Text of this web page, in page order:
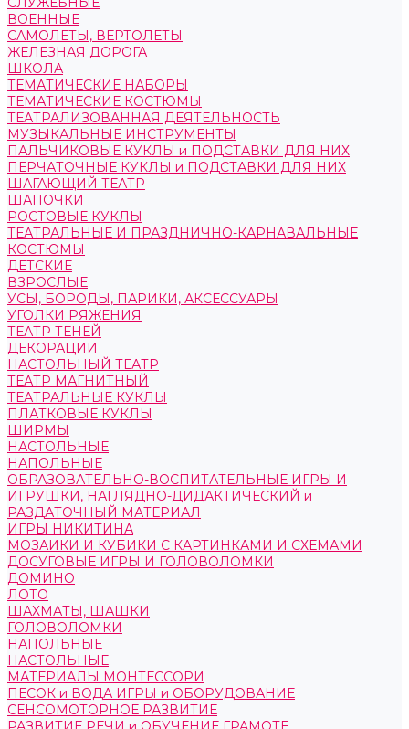
ВОЕННЫЕ
САМОЛЕТЫ, ВЕРТОЛЕТЫ
ЖЕЛЕЗНАЯ ДОРОГА
ШКОЛА
ТЕМАТИЧЕСКИЕ НАБОРЫ
ТЕМАТИЧЕСКИЕ КОСТЮМЫ
ТЕАТРАЛИЗОВАННАЯ ДЕЯТЕЛЬНОСТЬ
МУЗЫКАЛЬНЫЕ ИНСТРУМЕНТЫ
ПАЛЬЧИКОВЫЕ КУКЛЫ и ПОДСТАВКИ ДЛЯ НИХ
ПЕРЧАТОЧНЫЕ КУКЛЫ и ПОДСТАВКИ ДЛЯ НИХ
ШАГАЮЩИЙ ТЕАТР
ШАПОЧКИ
РОСТОВЫЕ КУКЛЫ
ТЕАТРАЛЬНЫЕ И ПРАЗДНИЧНО-КАРНАВАЛЬНЫЕ
КОСТЮМЫ
ДЕТСКИЕ
ВЗРОСЛЫЕ
УСЫ, БОРОДЫ, ПАРИКИ, АКСЕССУАРЫ
УГОЛКИ РЯЖЕНИЯ
ТЕАТР ТЕНЕЙ
ДЕКОРАЦИИ
НАСТОЛЬНЫЙ ТЕАТР
ТЕАТР МАГНИТНЫЙ
ТЕАТРАЛЬНЫЕ КУКЛЫ
ПЛАТКОВЫЕ КУКЛЫ
ШИРМЫ
НАСТОЛЬНЫЕ
НАПОЛЬНЫЕ
ОБРАЗОВАТЕЛЬНО-ВОСПИТАТЕЛЬНЫЕ ИГРЫ И
ИГРУШКИ, НАГЛЯДНО-ДИДАКТИЧЕСКИЙ и
РАЗДАТОЧНЫЙ МАТЕРИАЛ
ИГРЫ НИКИТИНА
МОЗАИКИ И КУБИКИ С КАРТИНКАМИ И СХЕМАМИ
ДОСУГОВЫЕ ИГРЫ И ГОЛОВОЛОМКИ
ДОМИНО
ЛОТО
ШАХМАТЫ, ШАШКИ
ГОЛОВОЛОМКИ
НАПОЛЬНЫЕ
НАСТОЛЬНЫЕ
МАТЕРИАЛЫ МОНТЕССОРИ
ПЕСОК и ВОДА ИГРЫ и ОБОРУДОВАНИЕ
СЕНСОМОТОРНОЕ РАЗВИТИЕ